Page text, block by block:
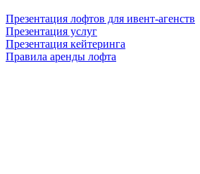
Презентация лофтов для ивент-агенств
Презентация услуг
Презентация кейтеринга
Правила аренды лофта